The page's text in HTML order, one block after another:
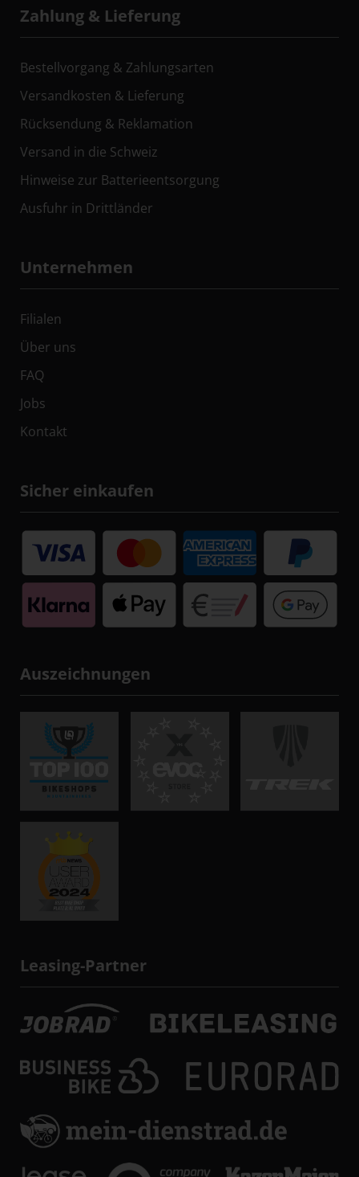
Zahlung & Lieferung
Bestellvorgang & Zahlungsarten
Versandkosten & Lieferung
Rücksendung & Reklamation
Versand in die Schweiz
Hinweise zur Batterieentsorgung
Ausfuhr in Drittländer
Unternehmen
Filialen
Über uns
FAQ
Jobs
Kontakt
Sicher einkaufen
Auszeichnungen
Leasing-Partner